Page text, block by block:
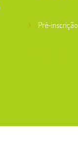
Pré-inscrição